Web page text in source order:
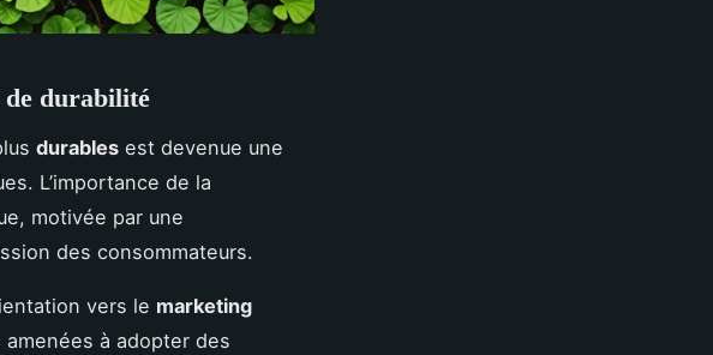
de durabilité
durables est devenue une
L’importance de la
motivée par une
des consommateurs.
vers le marketing
à adopter des